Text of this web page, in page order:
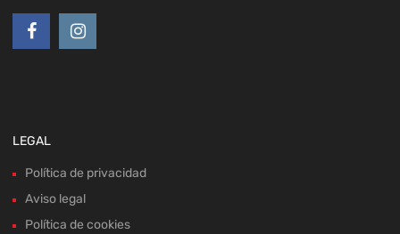
LEGAL
Política de privacidad
Aviso legal
Política de cookies